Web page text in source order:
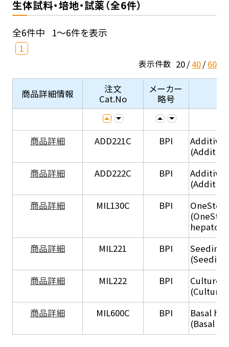
生体試料・培地・試薬（全6件）
全6件中 1～6件を表示
1
表示件数 20 40 60
商品詳細情報
注文
Cat.No
メーカー
略号
商品詳細 ADD221C BPI
商品詳細
ADD222C BPI
商品詳細
MIL130C BPI
商品詳細
MIL221 BPI
Seeding
商品詳細
MIL222 BPI
Culture
(Culture
商品詳細
MIL600C BPI
Basal
(Basal